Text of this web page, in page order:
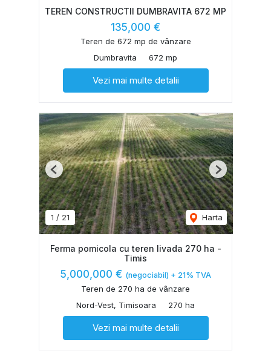
TEREN CONSTRUCTII DUMBRAVITA 672 MP
135,000 €
Teren de 672 mp de vânzare
Dumbravita
672 mp
Vezi mai multe detalii
1 / 21 Harta
Previous Next
Ferma pomicola cu teren livada 270 ha -
Timis
5,000,000 € (negociabil) + 21% TVA
Teren de 270 ha de vânzare
Nord-Vest, Timisoara
270 ha
Vezi mai multe detalii